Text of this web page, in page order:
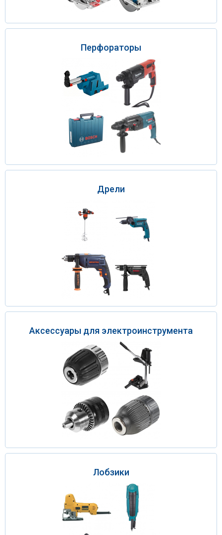
Перфораторы
Дрели
Аксессуары для электроинструмента
Лобзики